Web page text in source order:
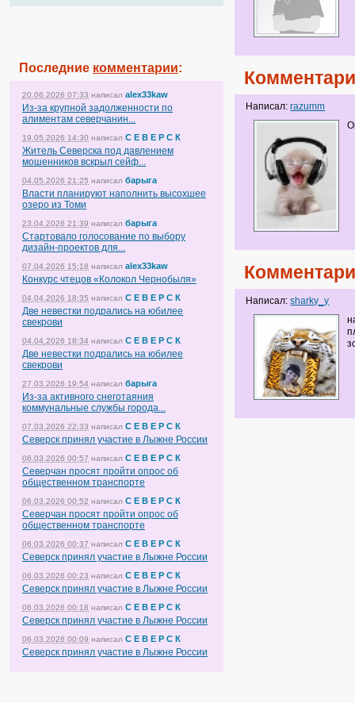
Последние комментарии:
20.06.2026 07:33 написал alex33kaw
Из-за крупной задолженности по
алиментам северчанин...
19.05.2026 14:30 написал С Е В Е Р С К
Житель Северска под давлением
мошенников вскрыл сейф...
04.05.2026 21:25 написал барыга
Власти планируют наполнить высохшее
озеро из Томи
23.04.2026 21:39 написал барыга
Стартовало голосование по выбору
дизайн-проектов для...
07.04.2026 15:18 написал alex33kaw
Конкурс чтецов «Колокол Чернобыля»
04.04.2026 18:35 написал С Е В Е Р С К
Две невестки подрались на юбилее
свекрови
04.04.2026 18:34 написал С Е В Е Р С К
Две невестки подрались на юбилее
свекрови
27.03.2026 19:54 написал барыга
Из-за активного снеготаяния
коммунальные службы города...
07.03.2026 22:33 написал С Е В Е Р С К
Северск принял участие в Лыжне России
06.03.2026 00:57 написал С Е В Е Р С К
Северчан просят пройти опрос об
общественном транспорте
06.03.2026 00:52 написал С Е В Е Р С К
Северчан просят пройти опрос об
общественном транспорте
06.03.2026 00:37 написал С Е В Е Р С К
Северск принял участие в Лыжне России
06.03.2026 00:23 написал С Е В Е Р С К
Северск принял участие в Лыжне России
06.03.2026 00:18 написал С Е В Е Р С К
Северск принял участие в Лыжне России
06.03.2026 00:09 написал С Е В Е Р С К
Северск принял участие в Лыжне России
Написал:razumm
Написал:sharky_y